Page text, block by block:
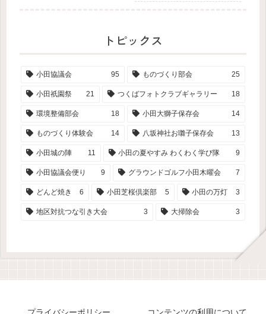
トピックス
小田協議会 95 ものづくり部会 25
小田祇園祭 21 つくばフォトクラブギャラリー 18
環境整備部会 18 小田大獅子保存会 14
ものづくり体験会 14 八坂神社お囃子保存会 13
小田城の陣 11 小田の夏やすみ わくわく学び隊 9
小田協議会便り 9 グラウンドゴルフ小田木曜会 7
どんど焼き 6 小田芝桜倶楽部 5 小田の万灯 3
地区対抗つな引き大会 3 大掃除会 3
プライバシーポリシー コンテンツの利用について